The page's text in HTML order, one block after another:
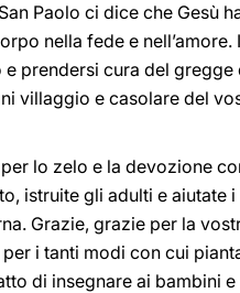
Paolo ci dice che Gesù
nella fede e nell’amore.
prendersi cura del gregge
villaggio e casolare del
lo zelo e la devozione
istruite gli adulti e aiutate
Grazie, grazie per la
i tanti modi con cui
di insegnare ai bambini